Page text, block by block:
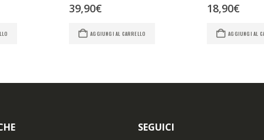
39,90€
AGGIUNGI AL CARRELLO
18,90€
AGGIUNGI AL
SEGUICI